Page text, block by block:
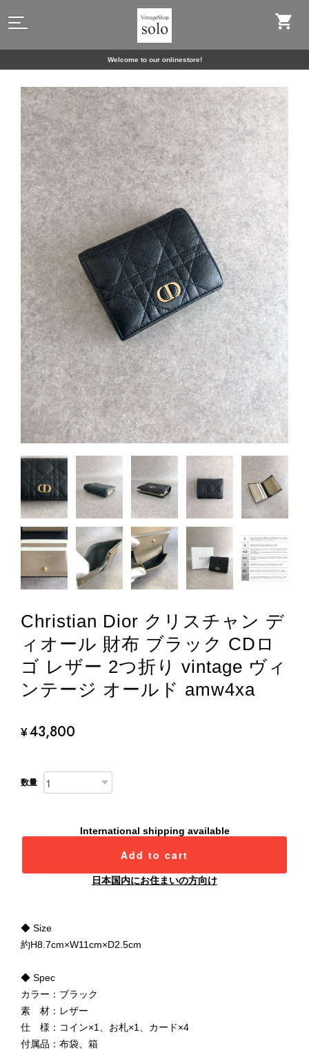
Welcome to our onlinestore!
Christian Dior クリスチャン デ
ィオール 財布 ブラック CDロ
ゴ レザー 2つ折り vintage ヴィ
ンテージ オールド amw4xa
¥43,800
数量
International shipping available
Add to cart
日本国内にお住まいの方向け
◆ Size
約H8.7cm×W11cm×D2.5cm
◆ Spec
カラー：ブラック
素 材：レザー
仕 様：コイン×1、お札×1、カード×4
付属品：布袋、箱